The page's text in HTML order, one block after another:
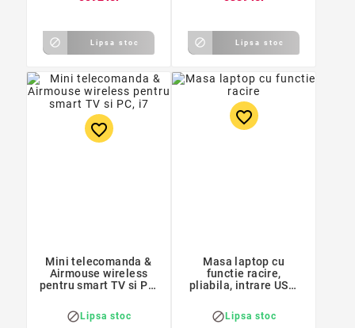
 Lipsa stoc  Lipsa stoc
favorite_border
Mini telecomanda &
Airmouse wireless
pentru smart TV si PC,
Lipsa stoc
favorite_border
Masa laptop cu
functie racire,
pliabila, intrare USB,
aluminiu, 1,3kg, 45cm,
roz
Lipsa stoc